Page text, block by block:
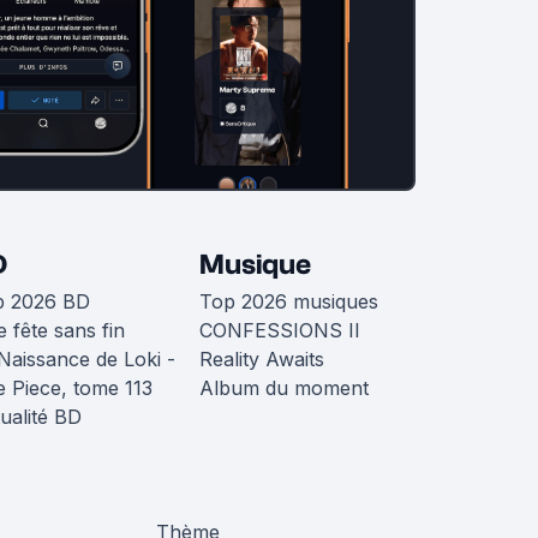
2026 BD
fête sans fin
de Loki -
Piece, tome 113
BD
Musique
Top 2026 musiques
CONFESSIONS II
Reality Awaits
Album du moment
Thème